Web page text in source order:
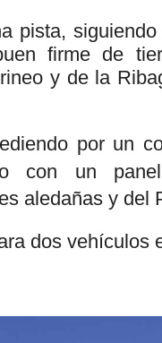
pista,
firme de
y de la
por un
con un
aledañas y del
dos vehículos